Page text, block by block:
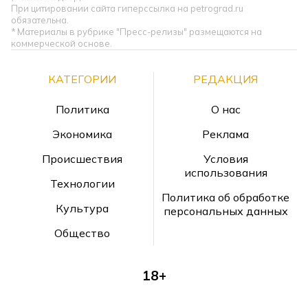
При цитировании сайта гиперссылка на petrograd.ru
обязательна.
* Материалы в рубрике "Пресс-релизы" размещаются на
коммерческой основе.
КАТЕГОРИИ
Политика
Экономика
Происшествия
Технологии
Культура
Общество
РЕДАКЦИЯ
О нас
Реклама
Условия
использования
Политика об обработке
персональных данных
18+